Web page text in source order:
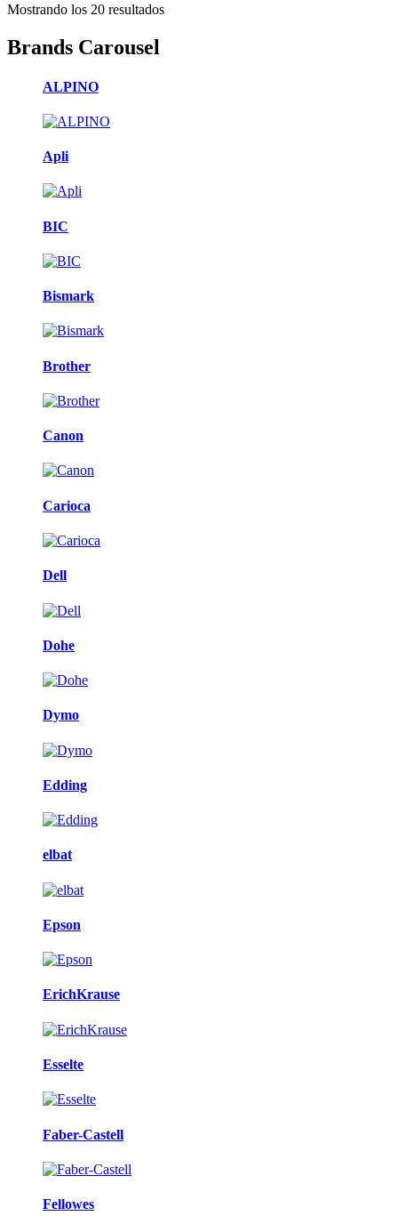
Mostrando los 20 resultadosOrdenado
Brands Carousel
ALPINO
Apli
BIC
Bismark
Brother
Canon
Carioca
Dell
Dohe
Dymo
Edding
elbat
Epson
ErichKrause
Esselte
Faber-Castell
Fellowes